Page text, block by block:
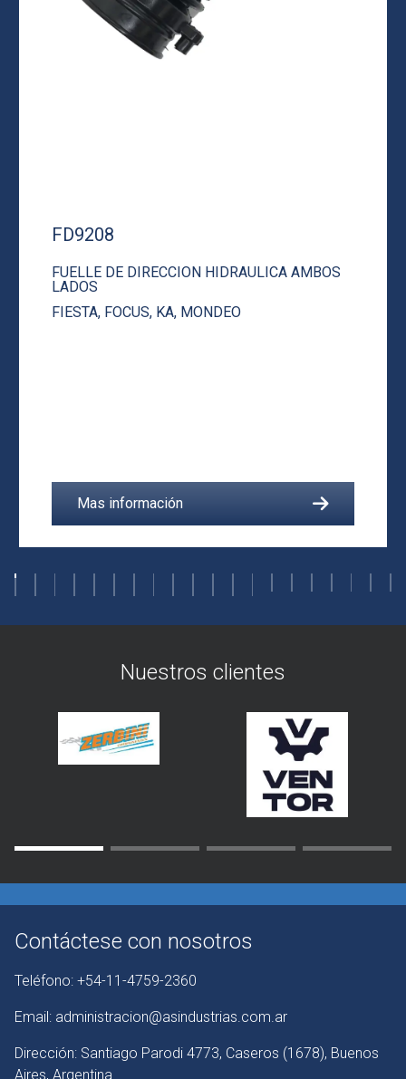
FD9208
FUELLE DE DIRECCION HIDRAULICA AMBOS
LADOS
FIESTA, FOCUS, KA, MONDEO
Mas información
Nuestros clientes
Contáctese con nosotros
Teléfono: +54-11-4759-2360
Email: administracion@asindustrias.com.ar
Dirección: Santiago Parodi 4773, Caseros (1678), Buenos
Aires, Argentina